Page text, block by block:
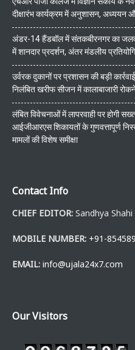
दीक्षारंभ कार्यक्रम में अनुशासन, अध्ययन
अंडर-14 हैंडबॉल में संतकबीरनगर का
में शानदार प्रदर्शन, अंतर मंडलीय
उर्वरक दुकानों पर प्रशासन की बड़ी
निलंबित खरीफ सीजन में कालाबाजारी
लंबित विवेचनाओं में लापरवाही पर होगी
आईजीआरएस शिकायतों के गुणवत्तापूर्ण
मामलों की विशेष समीक्षा
Contact Info
CHIEF EDITOR: Sandhya Shahi
MOBILE NUMBER: +91-
EMAIL: info@ujala24x7.com
Our Visitors